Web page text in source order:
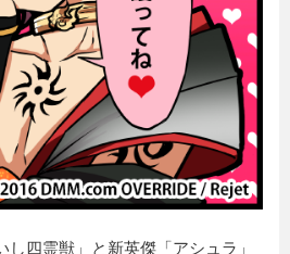
四霊獣」と新英傑「アシュラ」